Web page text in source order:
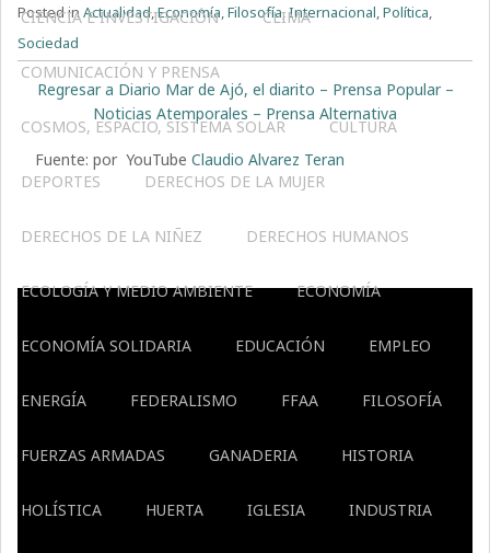
CIENCIA E INVESTIGACIÓN CLIMA
COMUNICACIÓN Y PRENSA
COSMOS, ESPACIO, SISTEMA SOLAR CULTURA
DEPORTES DERECHOS DE LA MUJER
DERECHOS DE LA NIÑEZ DERECHOS HUMANOS
ECOLOGÍA Y MEDIO AMBIENTE ECONOMÍA
ECONOMÍA SOLIDARIA EDUCACIÓN EMPLEO
ENERGÍA FEDERALISMO FFAA FILOSOFÍA
FUERZAS ARMADAS GANADERIA HISTORIA
HOLÍSTICA HUERTA IGLESIA INDUSTRIA
Posted inActualidad,Economía,Filosofía,Internacional,Política,
Sociedad
Regresar a Diario Mar de Ajó, el diarito – Prensa Popular –
Noticias Atemporales – Prensa Alternativa
Fuente: por YouTubeClaudio Alvarez Teran